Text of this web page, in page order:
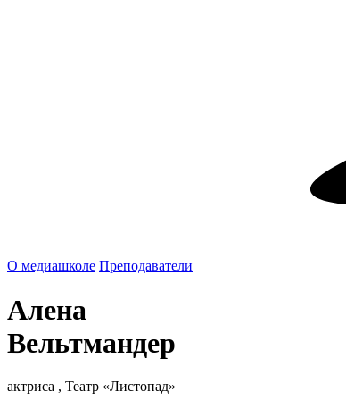
О медиашколе Преподаватели
Алена
Вельтмандер
актриса , Театр «Листопад»